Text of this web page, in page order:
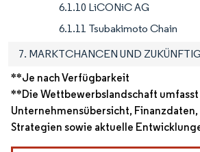
6.1.10 LiCONiC AG
6.1.11 Tsubakimoto Chain
7. MARKTCHANCEN UND
**Je nach Verfügbarkeit
**Die Wettbewerbslandschaft umfasst
Unternehmensübersicht,
Strategien sowie aktuelle